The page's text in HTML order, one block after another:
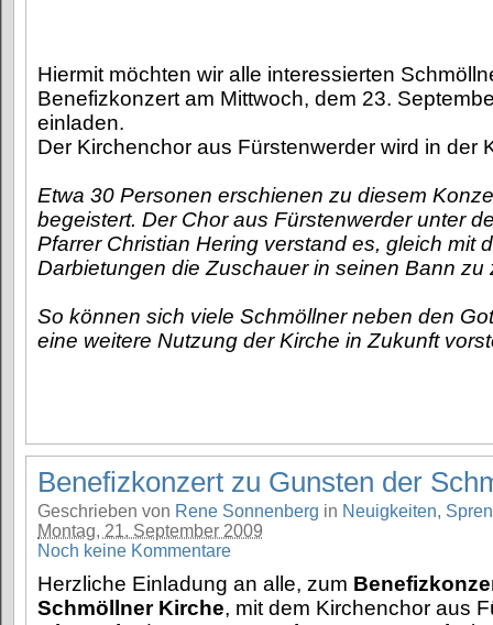
Hiermit möchten wir alle interessierten
Benefizkonzert am Mittwoch, dem 23.
einladen.
Der Kirchenchor aus Fürstenwerder wird in der
Etwa 30 Personen erschienen zu diesem
begeistert. Der Chor aus Fürstenwerder unter
Pfarrer Christian Hering verstand es, gleich mit
Darbietungen die Zuschauer in seinen Bann zu
So können sich viele Schmöllner neben den
eine weitere Nutzung der Kirche in Zukunft
Benefizkonzert zu Gunsten der
Geschrieben von Rene Sonnenberg in Neuigkeiten,
Montag, 21. September 2009
Noch keine Kommentare
Herzliche Einladung an alle, zum
Schmöllner Kirche, mit dem Kirchenchor aus